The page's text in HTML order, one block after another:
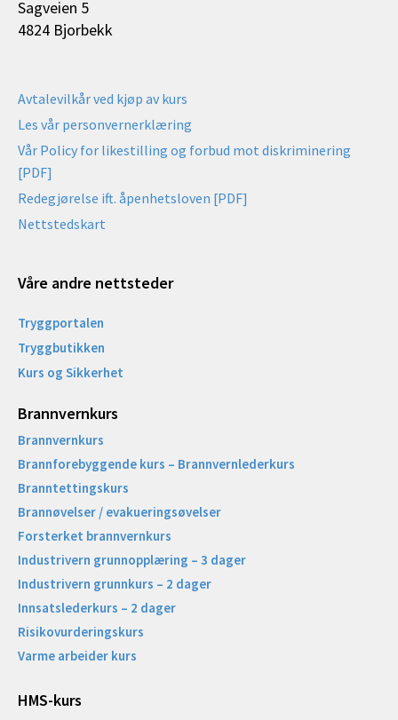
Sagveien 5
4824 Bjorbekk
Avtalevilkår ved kjøp av kurs
Les vår personvernerklæring
Vår Policy for likestilling og forbud mot diskriminering
[PDF]
Redegjørelse ift. åpenhetsloven [PDF]
Nettstedskart
Våre andre nettsteder
Tryggportalen
Tryggbutikken
Kurs og Sikkerhet
Brannvernkurs
Brannvernkurs
Brannforebyggende kurs – Brannvernlederkurs
Branntettingskurs
Brannøvelser / evakueringsøvelser
Forsterket brannvernkurs
Industrivern grunnopplæring – 3 dager
Industrivern grunnkurs – 2 dager
Innsatslederkurs – 2 dager
Risikovurderingskurs
Varme arbeider kurs
HMS-kurs